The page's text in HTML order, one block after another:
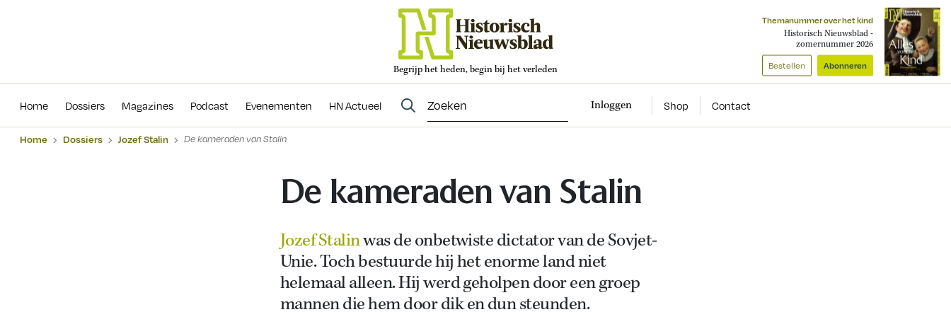
Begrijp het heden, begin bij het verleden
Themanummer over het kind
Historisch Nieuwsblad -
zomernummer 2026
Bestellen Abonneren
Home Dossiers Magazines Podcast Evenementen HN Actueel Inloggen Shop Contact
Evenementen
Home Dossiers Jozef Stalin De kameraden van Stalin
De kameraden van Stalin
Jozef Stalinwas de onbetwiste dictator van de Sovjet-
Unie. Toch bestuurde hij het enorme land niet
helemaal alleen. Hij werd geholpen door een groep
mannen die hem door dik en dun steunden.